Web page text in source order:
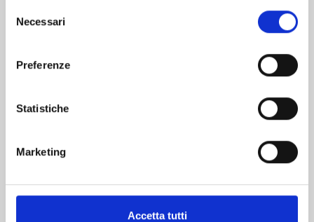
delNecessari
Preferenze
Statistiche
Marketing
Accetta tutti
ICHI THE WITCH n. 4